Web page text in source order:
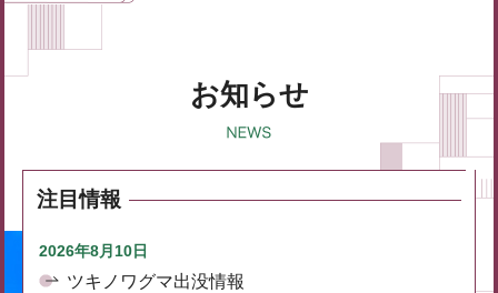
お知らせ
注目情報
2026年8月10日
ツキノワグマ出没情報